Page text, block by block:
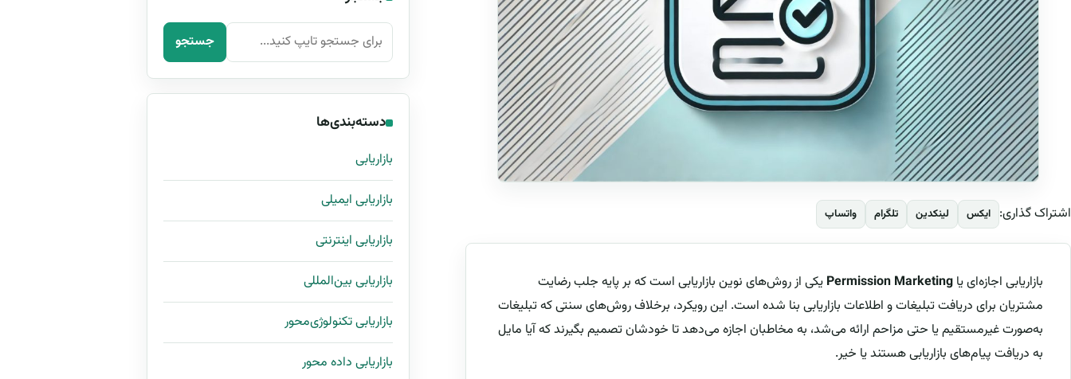
اشتراک گذاری: ایکس لینکدین تلگرام واتساپ
بازاریابی اجازه‌ای یا Permission Marketing یکی از روش‌های نوین بازاریابی است که بر پایه جلب رضایت
مشتریان برای دریافت تبلیغات و اطلاعات بازاریابی بنا شده است. این رویکرد، برخلاف روش‌های سنتی که تبلیغات
به‌صورت غیرمستقیم یا حتی مزاحم ارائه می‌شد، به مخاطبان اجازه می‌دهد تا خودشان تصمیم بگیرند که آیا مایل
به دریافت پیام‌های بازاریابی هستند یا خیر.
جستجو برای: جستجو
دسته‌بندی‌ها
بازاریابی
بازاریابی ایمیلی
بازاریابی اینترنتی
بازاریابی بین‌المللی
بازاریابی تکنولوژی‌محور
بازاریابی داده محور